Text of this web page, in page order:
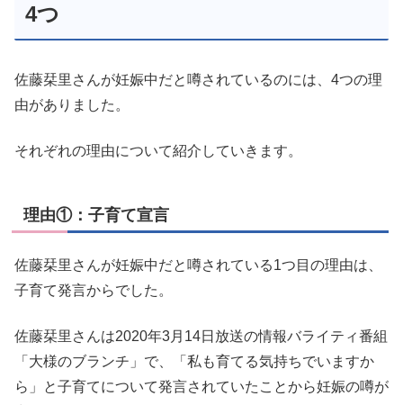
4つ
佐藤栞里さんが妊娠中だと噂されているのには、4つの理
由がありました。
それぞれの理由について紹介していきます。
理由①：子育て宣言
佐藤栞里さんが妊娠中だと噂されている1つ目の理由は、
子育て発言からでした。
佐藤栞里さんは2020年3月14日放送の情報バライティ番組
「大様のブランチ」で、「私も育てる気持ちでいますか
ら」と子育てについて発言されていたことから妊娠の噂が